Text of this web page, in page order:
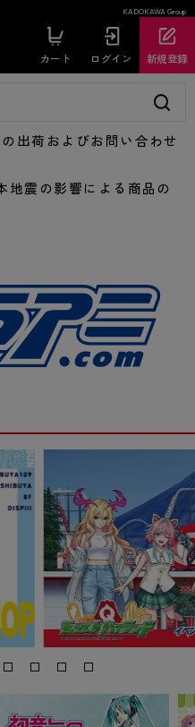
KADOKAWA Group
カート ログイン 新規登録
荷およびお問い合わせ
震の影響による商品の